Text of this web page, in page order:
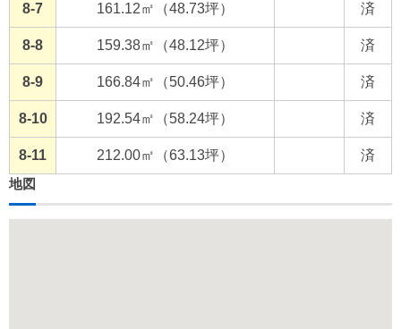
8-7 161.12㎡（48.73坪） 済
8-8 159.38㎡（48.12坪） 済
8-9 166.84㎡（50.46坪） 済
8-10 192.54㎡（58.24坪） 済
8-11 212.00㎡（63.13坪）
済
地図